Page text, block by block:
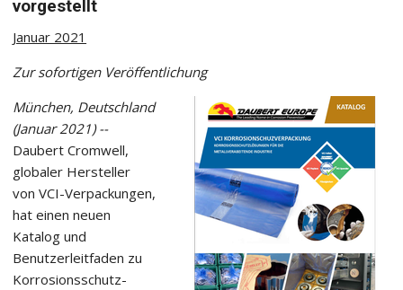
vorgestellt
Januar 2021
Zur sofortigen Veröffentlichung
München, Deutschland
(Januar 2021) --
Daubert Cromwell,
globaler Hersteller
von VCI-Verpackungen,
hat einen neuen
Katalog und
Benutzerleitfaden zu
Korrosionsschutz-